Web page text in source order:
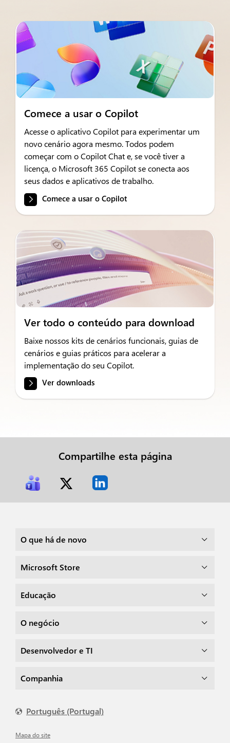
Comece a usar o Copilot
Acesse o aplicativo Copilot para experimentar um
novo cenário agora mesmo. Todos podem
começar com o Copilot Chat e, se você tiver a
licença, o Microsoft 365 Copilot se conecta aos
seus dados e aplicativos de trabalho.
Comece a usar o Copilot
Ver todo o conteúdo para download
Baixe nossos kits de cenários funcionais, guias de
cenários e guias práticos para acelerar a
implementação do seu Copilot.
Ver downloads
Compartilhe esta página
O que há de novo
Microsoft Store
Educação
O negócio
Desenvolvedor e TI
Companhia
Português (Portugal)
Mapa do site